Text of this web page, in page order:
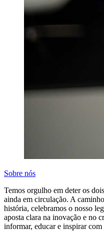
Sobre nós
Temos orgulho em deter os
ainda em circulação. A
história, celebramos o nosso
aposta clara na inovação e no
informar, educar e inspirar